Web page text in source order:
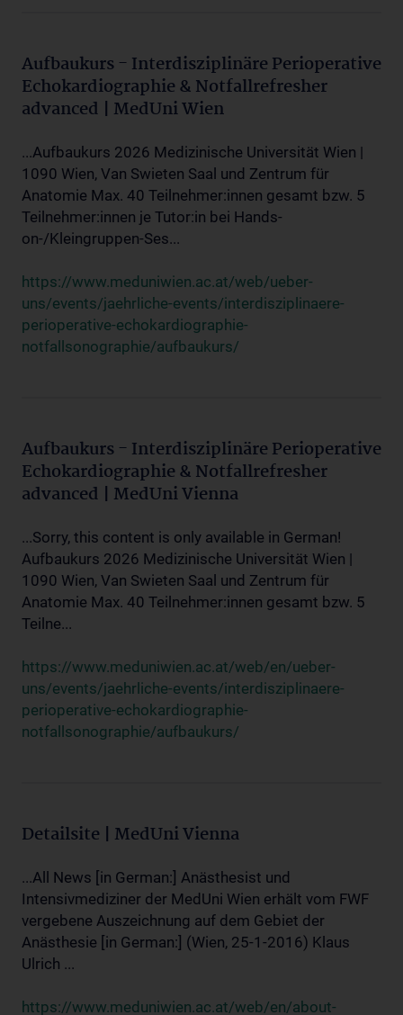
Aufbaukurs - Interdisziplinäre Perioperative
Echokardiographie & Notfallrefresher
advanced | MedUni Wien
...Aufbaukurs 2026 Medizinische Universität Wien |
1090 Wien, Van Swieten Saal und Zentrum für
Anatomie Max. 40 Teilnehmer:innen gesamt bzw. 5
Teilnehmer:innen je Tutor:in bei Hands-
on-/Kleingruppen-Ses...
https://www.meduniwien.ac.at/web/ueber-
uns/events/jaehrliche-events/interdisziplinaere-
perioperative-echokardiographie-
notfallsonographie/aufbaukurs/
Aufbaukurs - Interdisziplinäre Perioperative
Echokardiographie & Notfallrefresher
advanced | MedUni Vienna
...Sorry, this content is only available in German!
Aufbaukurs 2026 Medizinische Universität Wien |
1090 Wien, Van Swieten Saal und Zentrum für
Anatomie Max. 40 Teilnehmer:innen gesamt bzw. 5
Teilne...
https://www.meduniwien.ac.at/web/en/ueber-
uns/events/jaehrliche-events/interdisziplinaere-
perioperative-echokardiographie-
notfallsonographie/aufbaukurs/
Detailsite | MedUni Vienna
...All News [in German:] Anästhesist und
Intensivmediziner der MedUni Wien erhält vom FWF
vergebene Auszeichnung auf dem Gebiet der
Anästhesie [in German:] (Wien, 25-1-2016) Klaus
Ulrich ...
https://www.meduniwien.ac.at/web/en/about-